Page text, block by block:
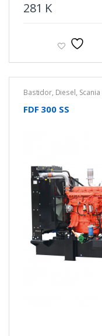
281 K
Bastidor, Diesel, Scania
FDF 300 SS